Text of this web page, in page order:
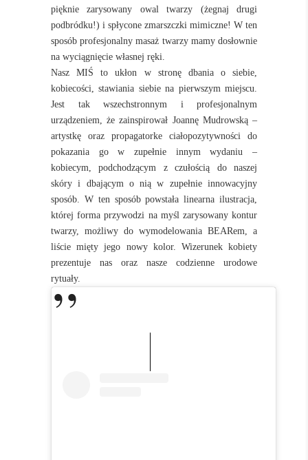
pięknie zarysowany owal twarzy (żegnaj drugi
podbródku!) i spłycone zmarszczki mimiczne! W ten
sposób profesjonalny masaż twarzy mamy dosłownie
na wyciągnięcie własnej ręki.
Nasz MIŚ to ukłon w stronę dbania o siebie,
kobiecości, stawiania siebie na pierwszym miejscu.
Jest tak wszechstronnym i profesjonalnym
urządzeniem, że zainspirował Joannę Mudrowską –
artystkę oraz propagatorke ciałopozytywności do
pokazania go w zupełnie innym wydaniu –
kobiecym, podchodzącym z czułością do naszej
skóry i dbającym o nią w zupełnie innowacyjny
sposób. W ten sposób powstała linearna ilustracja,
której forma przywodzi na myśl zarysowany kontur
twarzy, możliwy do wymodelowania BEARem, a
liście mięty jego nowy kolor. Wizerunek kobiety
prezentuje nas oraz nasze codzienne urodowe
rytuały.